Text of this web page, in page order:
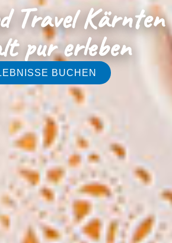
Travel Kärnten
pur erleben
BUCHEN